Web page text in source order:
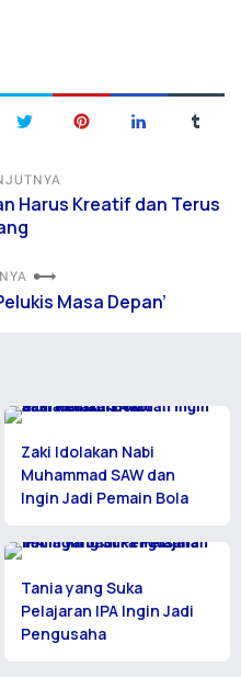
Harus Kreatif dan Terus
Masa Depan’
Zaki Idolakan Nabi
Muhammad SAW dan
Ingin Jadi Pemain Bola
Tania yang Suka
Pelajaran IPA Ingin Jadi
Pengusaha